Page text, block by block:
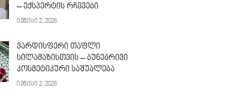
– ექსპერტის რჩევები
ივნისი 2, 2026
ვარდისფერი თაფლი
სილამაზისთვის – ბუნებრივი
კოსმეტიკური საშუალება
ივნისი 2, 2026